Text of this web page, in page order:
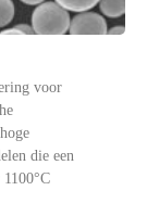
voor
die een